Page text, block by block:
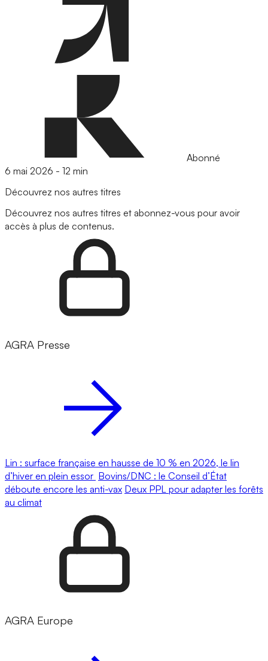
Abonné
6 mai 2026 - 12 min
Découvrez nos autres titres
Découvrez nos autres titres et abonnez-vous pour avoir
accès à plus de contenus.
AGRA Presse
Lin : surface française en hausse de 10 % en 2026, le lin
d’hiver en plein essor Bovins/DNC : le Conseil d’État
déboute encore les anti-vax Deux PPL pour adapter les forêts
au climat
AGRA Europe